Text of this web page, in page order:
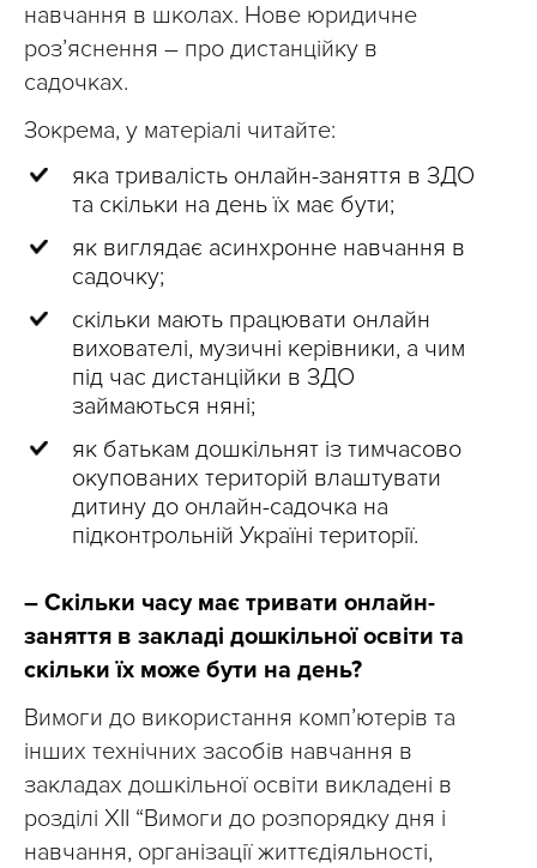
навчання в школах. Нове юридичне
розʼяснення – про дистанційку в
садочках.
Зокрема, у матеріалі читайте:
яка тривалість онлайн-заняття в ЗДО
та скільки на день їх має бути;
як виглядає асинхронне навчання в
садочку;
скільки мають працювати онлайн
вихователі, музичні керівники, а чим
під час дистанційки в ЗДО
займаються няні;
як батькам дошкільнят із тимчасово
окупованих територій влаштувати
дитину до онлайн-садочка на
підконтрольній Україні території.
– Скільки часу має тривати онлайн-
заняття в закладі дошкільної освіти та
скільки їх може бути на день?
Вимоги до використання комп’ютерів та
інших технічних засобів навчання в
закладах дошкільної освіти викладені в
розділі XII “Вимоги до розпорядку дня і
навчання, організації життєдіяльності,